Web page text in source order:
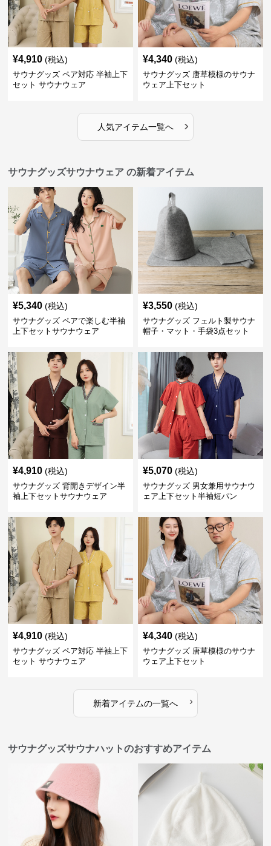
¥4,910 (税込)
サウナグッズ ペア対応 半袖上下
セット サウナウェア
¥4,340 (税込)
サウナグッズ 唐草模様のサウナ
ウェア上下セット
人気アイテム一覧へ ›
サウナグッズサウナウェア の新着アイテム
¥5,340 (税込)
サウナグッズ ペアで楽しむ半袖
上下セットサウナウェア
¥3,550 (税込)
サウナグッズ フェルト製サウナ
帽子・マット・手袋3点セット
¥4,910 (税込)
サウナグッズ 背開きデザイン半
袖上下セットサウナウェア
¥5,070 (税込)
サウナグッズ 男女兼用サウナウ
ェア上下セット半袖短パン
¥4,910 (税込)
サウナグッズ ペア対応 半袖上下
セット サウナウェア
¥4,340 (税込)
サウナグッズ 唐草模様のサウナ
ウェア上下セット
新着アイテムの一覧へ ›
サウナグッズサウナハットのおすすめアイテム